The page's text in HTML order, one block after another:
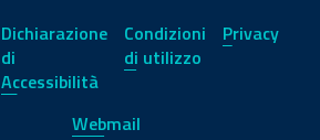
Dichiarazione
di
Accessibilità
Condizioni
di utilizzo
Privacy
Webmail